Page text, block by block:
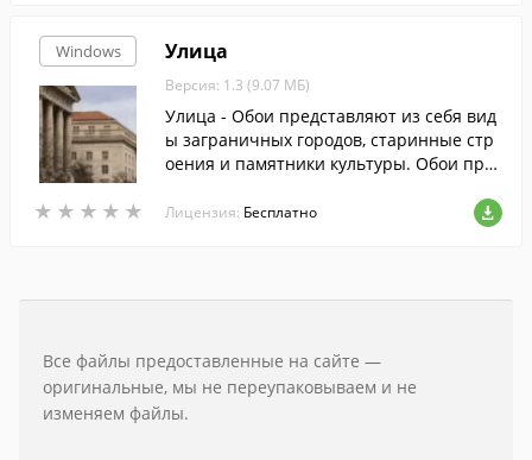
Windows
★ ★ ★ ★ ★
★ ★ ★ ★ ★
Улица
Версия: 1.3 (9.07 МБ)
Улица - Обои представляют из себя вид
ы заграничных городов, старинные стр
оения и памятники культуры. Обои прек
нитора.
Лицензия: Бесплатно
Все файлы предоставленные на сайте —
оригинальные, мы не переупаковываем и не
изменяем файлы.